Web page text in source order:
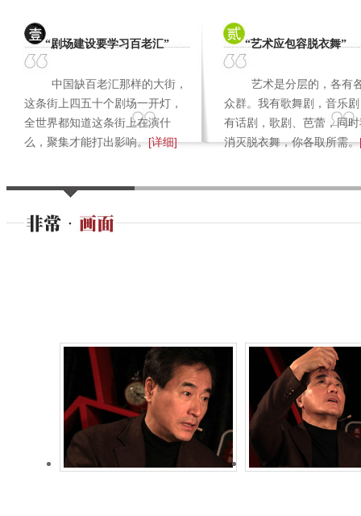
“剧场建设要学习百老汇”
中国缺百老汇那样的大街，
这条街上四五十个剧场一开灯，
全世界都知道这条街上在演什
么，聚集才能打出影响。[详细]
“艺术应包容脱衣舞”
艺术是分层的，各有
众群。我有歌舞剧，音乐
有话剧，歌剧、芭蕾，同
消灭脱衣舞，你各取所需。